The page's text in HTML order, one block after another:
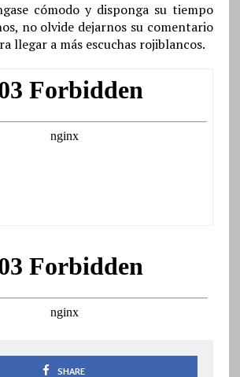
cómodo y disponga su tiempo
no olvide dejarnos su comentario
llegar a más escuchas rojiblancos.
SHARE